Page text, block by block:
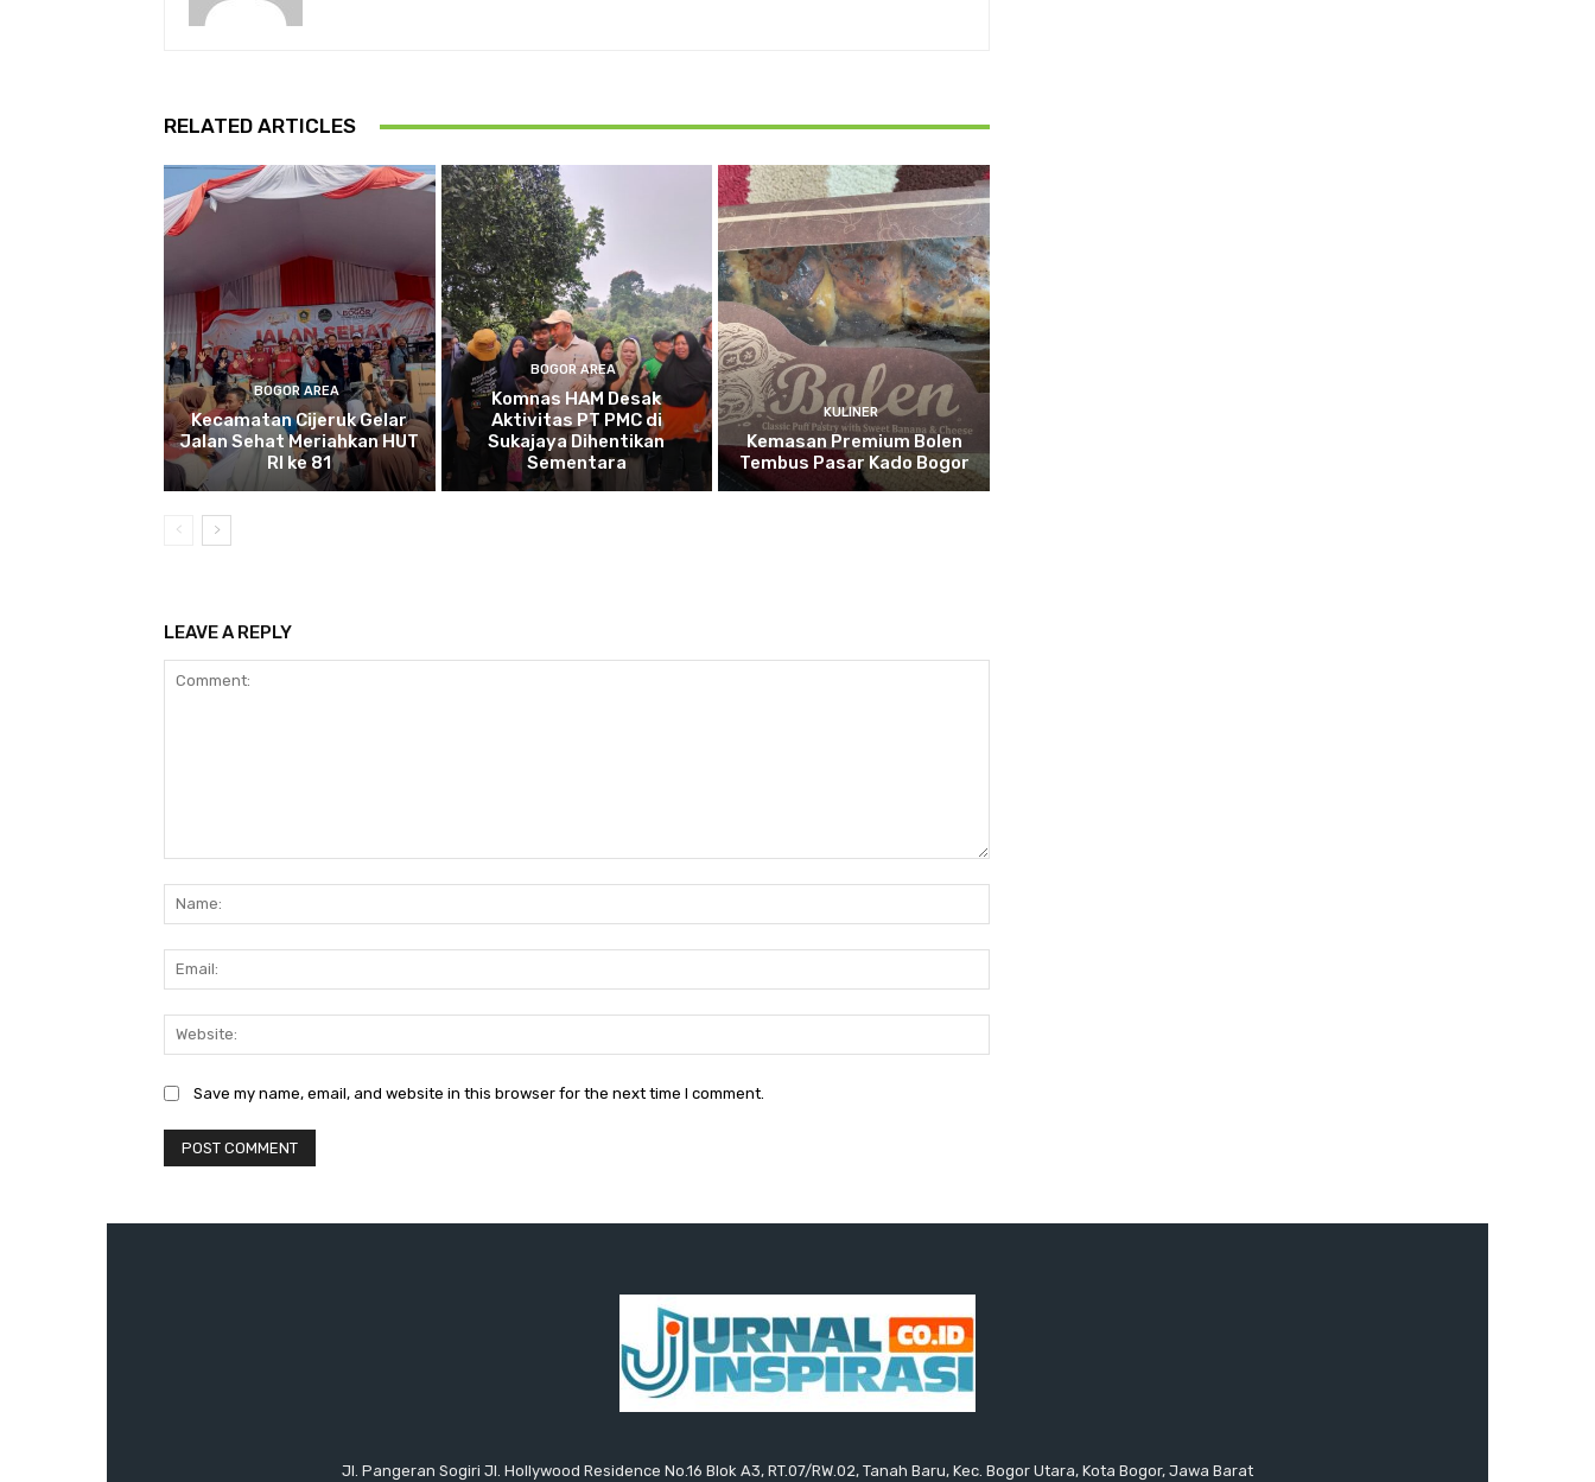
RELATED ARTICLES
BOGOR AREA
Kecamatan Cijeruk Gelar
Jalan Sehat Meriahkan HUT
RI ke 81
BOGOR AREA
Komnas HAM Desak
Aktivitas PT PMC di
Sukajaya Dihentikan
Sementara
KULINER
Kemasan Premium Bolen
Tembus Pasar Kado Bogor
LEAVE A REPLY
Save my name, email, and website in this browser for the next time I comment.
Jl. Pangeran Sogiri Jl. Hollywood Residence No.16 Blok A3, RT.07/RW.02, Tanah Baru, Kec. Bogor Utara, Kota Bogor, Jawa Barat